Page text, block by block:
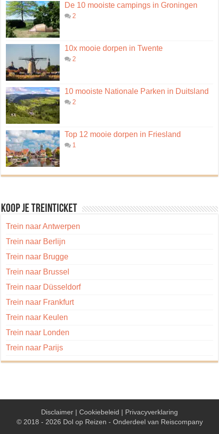
De 10 mooiste campings in Groningen
2
10x mooie dorpen in Twente
2
10 mooiste Nationale Parken in Duitsland
2
Top 12 mooie dorpen in Friesland
1
Koop je treinticket
Trein naar Antwerpen
Trein naar Berlijn
Trein naar Brugge
Trein naar Brussel
Trein naar Düsseldorf
Trein naar Frankfurt
Trein naar Keulen
Trein naar Londen
Trein naar Parijs
Disclaimer | Cookiebeleid | Privacyverklaring
© 2018 - 2026 Dol op Reizen - Onderdeel van Reiscompany